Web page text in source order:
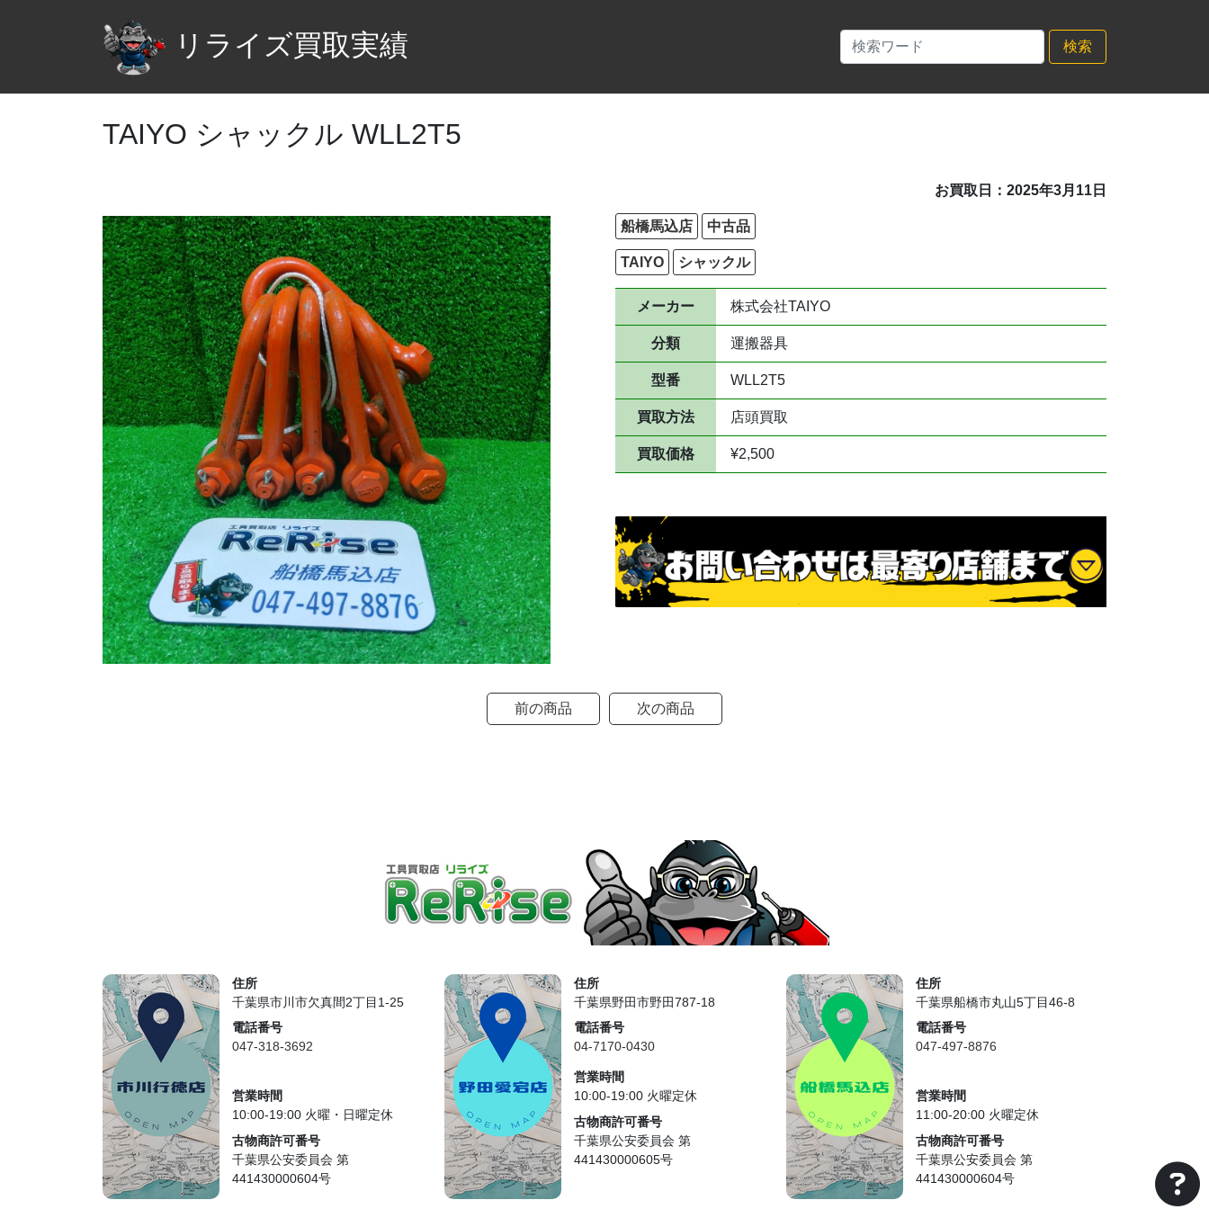
リライズ買取実績 検索
TAIYO シャックル WLL2T5
お買取日：2025年3月11日
船橋馬込店 中古品
TAIYO シャックル
メーカー 株式会社TAIYO
分類 運搬器具
型番 WLL2T5
買取方法 店頭買取
買取価格 ¥2,500
前の商品 次の商品
住所
千葉県市川市欠真間2丁目1-25
電話番号
047-318-3692
営業時間
10:00-19:00 火曜・日曜定休
古物商許可番号
千葉県公安委員会 第
441430000604号
住所
千葉県野田市野田787-18
電話番号
04-7170-0430
営業時間
10:00-19:00 火曜定休
古物商許可番号
千葉県公安委員会 第
441430000605号
住所
千葉県船橋市丸山5丁目46-8
電話番号
047-497-8876
営業時間
11:00-20:00 火曜定休
古物商許可番号
千葉県公安委員会 第
441430000604号